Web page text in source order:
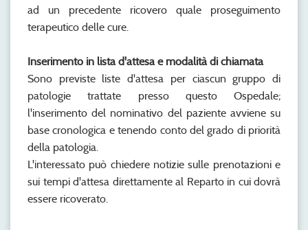
ad un precedente ricovero quale proseguimento
terapeutico delle cure.
Inserimento in lista d'attesa e modalità di chiamata
Sono previste liste d'attesa per ciascun gruppo di
patologie trattate presso questo Ospedale;
l'inserimento del nominativo del paziente avviene su
base cronologica e tenendo conto del grado di priorità
della patologia.
L'interessato può chiedere notizie sulle prenotazioni e
sui tempi d'attesa direttamente al Reparto in cui dovrà
essere ricoverato.